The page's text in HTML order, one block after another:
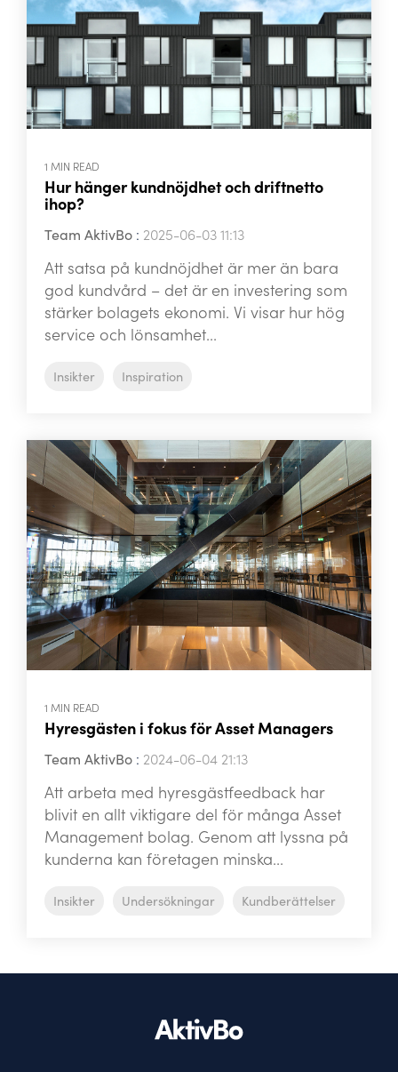
1 MIN READ
Hur hänger kundnöjdhet och driftnetto
ihop?
Team AktivBo : 2025-06-03 11:13
Att satsa på kundnöjdhet är mer än bara
god kundvård – det är en investering som
stärker bolagets ekonomi. Vi visar hur hög
service och lönsamhet...
Insikter Inspiration
1 MIN READ
Hyresgästen i fokus för Asset Managers
Team AktivBo : 2024-06-04 21:13
Att arbeta med hyresgästfeedback har
blivit en allt viktigare del för många Asset
Management bolag. Genom att lyssna på
kunderna kan företagen minska...
Insikter Undersökningar Kundberättelser